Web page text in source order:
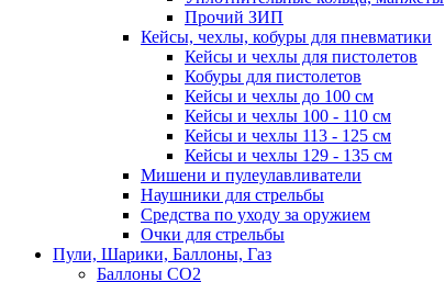
Прочий ЗИП
Кейсы, чехлы, кобуры для пневматики
Кейсы и чехлы для пистолетов
Кобуры для пистолетов
Кейсы и чехлы до 100 см
Кейсы и чехлы 100 - 110 см
Кейсы и чехлы 113 - 125 см
Кейсы и чехлы 129 - 135 см
Мишени и пулеулавливатели
Наушники для стрельбы
Средства по уходу за оружием
Очки для стрельбы
Пули, Шарики, Баллоны, Газ
Баллоны CO2